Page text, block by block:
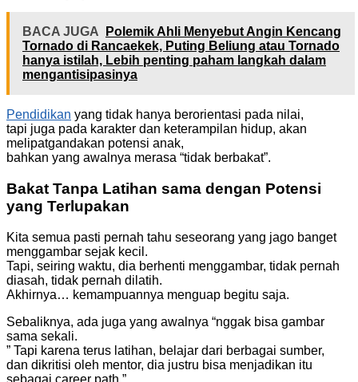
BACA JUGA
Polemik Ahli Menyebut Angin Kencang
Tornado di Rancaekek, Puting Beliung atau Tornado
hanya istilah, Lebih penting paham langkah dalam
mengantisipasinya
Pendidikan yang tidak hanya berorientasi pada nilai,
tapi juga pada karakter dan keterampilan hidup, akan
melipatgandakan potensi anak,
bahkan yang awalnya merasa “tidak berbakat”.
Bakat Tanpa Latihan sama dengan Potensi
yang Terlupakan
Kita semua pasti pernah tahu seseorang yang jago banget
menggambar sejak kecil.
Tapi, seiring waktu, dia berhenti menggambar, tidak pernah
diasah, tidak pernah dilatih.
Akhirnya… kemampuannya menguap begitu saja.
Sebaliknya, ada juga yang awalnya “nggak bisa gambar
sama sekali.
” Tapi karena terus latihan, belajar dari berbagai sumber,
dan dikritisi oleh mentor, dia justru bisa menjadikan itu
sebagai career path.”